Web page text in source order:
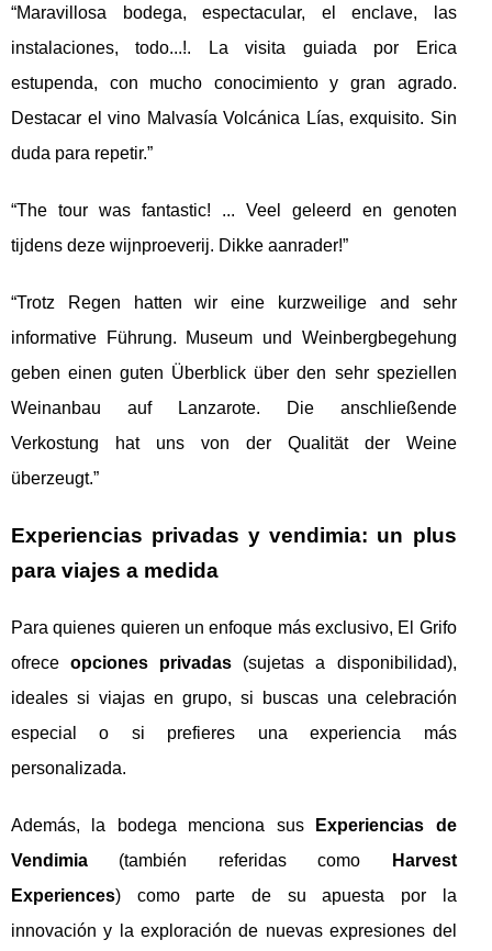
“Maravillosa bodega, espectacular, el enclave, las
instalaciones, todo...!. La visita guiada por Erica
estupenda, con mucho conocimiento y gran agrado.
Destacar el vino Malvasía Volcánica Lías, exquisito. Sin
duda para repetir.”
“The tour was fantastic! ... Veel geleerd en genoten
tijdens deze wijnproeverij. Dikke aanrader!”
“Trotz Regen hatten wir eine kurzweilige and sehr
informative Führung. Museum und Weinbergbegehung
geben einen guten Überblick über den sehr speziellen
Weinanbau auf Lanzarote. Die anschließende
Verkostung hat uns von der Qualität der Weine
überzeugt.”
Experiencias privadas y vendimia: un plus
para viajes a medida
Para quienes quieren un enfoque más exclusivo, El Grifo
ofreceopciones privadas (sujetas a disponibilidad),
ideales si viajas en grupo, si buscas una celebración
especial o si prefieres una experiencia más
personalizada.
Además, la bodega menciona sus
Experiencias de
Vendimia (también referidas como
Harvest
Experiences) como parte de su apuesta por la
innovación y la exploración de nuevas expresiones del